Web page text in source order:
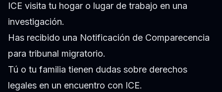
ICE visita tu hogar o lugar de trabajo en una
investigación.
Has recibido una Notificación de Comparecencia
para tribunal migratorio.
Tú o tu familia tienen dudas sobre derechos
legales en un encuentro con ICE.